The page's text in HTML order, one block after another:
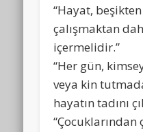
“Hayat,
çalışmaktan
içermelidir.”
“Her gün,
veya kin
hayatın tadını
“Çocuklarından